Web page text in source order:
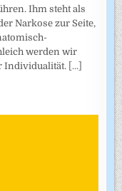
Ihm steht als
Narkose zur Seite,
werden wir
Individualität. [...]